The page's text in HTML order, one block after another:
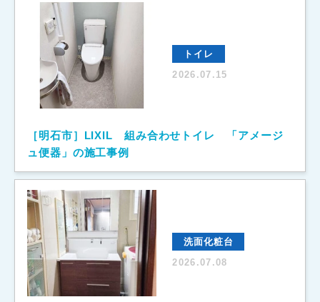
トイレ
2026.07.15
［明石市］LIXIL 組み合わせトイレ 「アメージ
ュ便器」の施工事例
洗面化粧台
2026.07.08